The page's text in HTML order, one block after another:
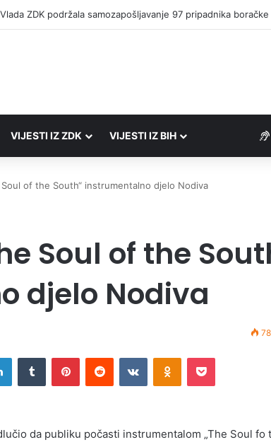
VIJESTI IZ ZDK VIJESTI IZ BIH
Soul of the South“ instrumentalno djelo Nodiva
Soul of the
djelo Nodiva
78
LinkedInTumblr PinterestReddit VKontakteOdnoklassniki
Pocket
da publiku počasti instrumentalom „The Soul fo